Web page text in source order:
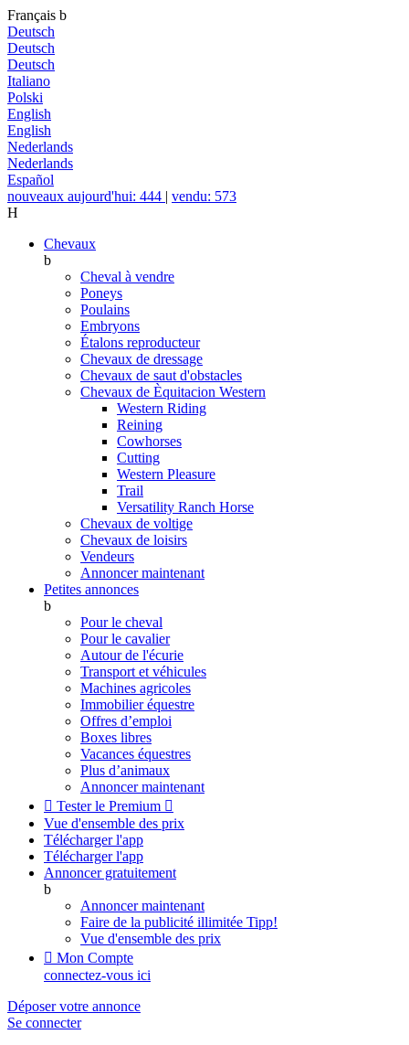
Français b
Deutsch
Deutsch
Deutsch
Italiano
Polski
English
English
Nederlands
Nederlands
Español
nouveaux aujourd'hui: 444 | vendu: 573
H
Chevaux
b
Cheval à vendre
Poneys
Poulains
Embryons
Étalons reproducteur
Chevaux de dressage
Chevaux de saut d'obstacles
Chevaux de Èquitacion Western
Western Riding
Reining
Cowhorses
Cutting
Western Pleasure
Trail
Versatility Ranch Horse
Chevaux de voltige
Chevaux de loisirs
Vendeurs
Annoncer maintenant
Petites annonces
b
Pour le cheval
Pour le cavalier
Autour de l'écurie
Transport et véhicules
Machines agricoles
Immobilier équestre
Offres d’emploi
Boxes libres
Vacances équestres
Plus d’animaux
Annoncer maintenant
 Tester le Premium 
Vue d'ensemble des prix
Télécharger l'app
Télécharger l'app
Annoncer gratuitement
b
Annoncer maintenant
Faire de la publicité illimitée Tipp!
Vue d'ensemble des prix
 Mon Compte
connectez-vous ici
Déposer votre annonce
Se connecter